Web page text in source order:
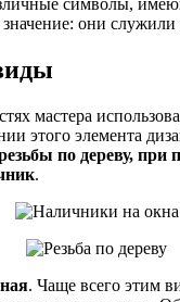
значение: они служили
мастера
этого элемента
по дереву,
.
. Чаще всего этим